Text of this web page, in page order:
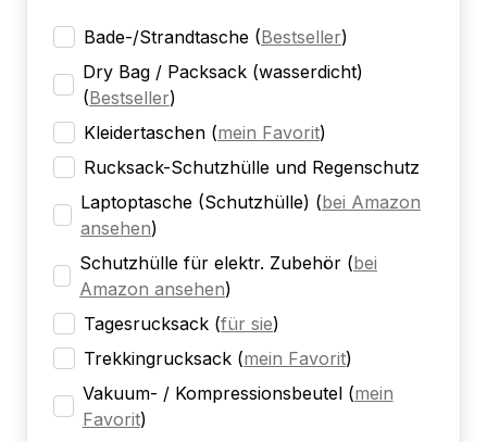
Bade-/Strandtasche (Bestseller)
Dry Bag / Packsack (wasserdicht)
(Bestseller)
Kleidertaschen (mein Favorit)
Rucksack-Schutzhülle und Regenschutz
Laptoptasche (Schutzhülle) (bei Amazon
ansehen)
Schutzhülle für elektr. Zubehör (bei
Amazon ansehen)
Tagesrucksack (für sie)
Trekkingrucksack (mein Favorit)
Vakuum- / Kompressionsbeutel (mein
Favorit)